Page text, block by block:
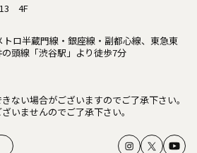
13 4F
ロ半蔵門線・銀座線・副都心線、東急東
頭線「渋谷駅」より徒歩7分
ない場合がございますのでご了承下さい。
いませんのでご了承下さい。